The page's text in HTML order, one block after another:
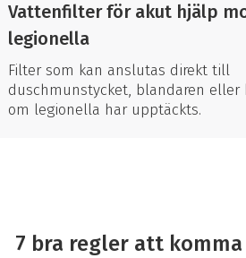
Vattenfilter för akut hjälp
legionella
Filter som kan anslutas direkt till
duschmunstycket, blandaren eller
om legionella har upptäckts.
7 bra regler att